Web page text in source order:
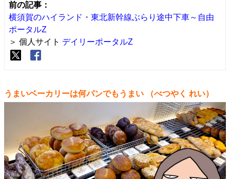
前の記事：
横須賀のハイランド・東北新幹線ぶらり途中下車～自由
ポータルZ
＞ 個人サイト デイリーポータルZ
うまいベーカリーは何パンでもうまい （べつやく れい）